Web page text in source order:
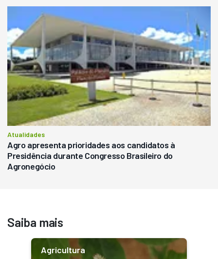
Atualidades
Agro apresenta prioridades aos candidatos à
Presidência durante Congresso Brasileiro do
Agronegócio
Saiba mais
Agricultura